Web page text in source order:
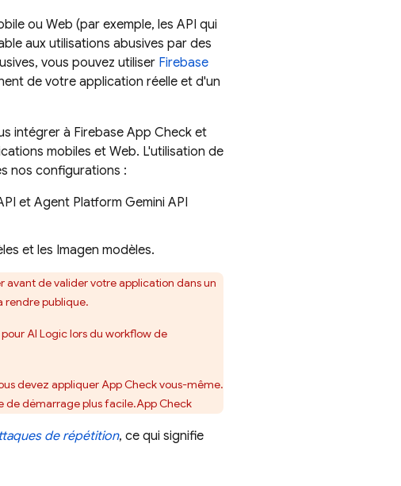
ou Web (par exemple, les API qui
aux utilisations abusives par des
vous pouvez utiliser Firebase
de votre application réelle et d'un
intégrer à Firebase App Check et
mobiles et Web. L'utilisation de
nos configurations :
et Agent Platform Gemini API
et les Imagen modèles.
avant de valider votre application dans un
rendre publique.
pourAI Logiclors du workflow de
devez appliquerApp Checkvous-même.
de démarrage plus facile.App Check
de répétition, ce qui signifie